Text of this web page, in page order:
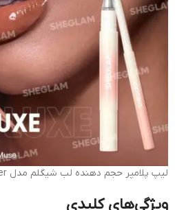
لیپ پلامپر حجم دهنده لب شیگلم مدل Bold Booster رنگ Latte Luxe
ویژگی‌های کلیدی